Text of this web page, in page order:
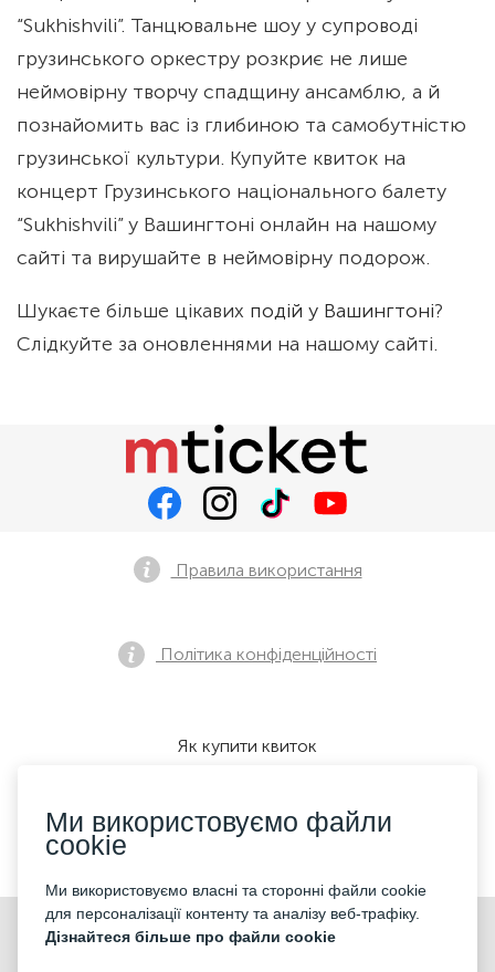
Ми використовуємо файли
cookie
Ми використовуємо власні та сторонні файли cookie
для персоналізації контенту та аналізу веб-трафіку.
Дізнайтеся більше про файли cookie
“Sukhishvili”. Танцювальне шоу у супроводі
грузинського оркестру розкриє не лише
неймовірну творчу спадщину ансамблю, а й
познайомить вас із глибиною та самобутністю
грузинської культури. Купуйте квиток на
концерт Грузинського національного балету
“Sukhishvili” у Вашингтоні онлайн на нашому
сайті та вирушайте в неймовірну подорож.
Шукаєте більше цікавих подій у Вашингтоні?
Слідкуйте за оновленнями на нашому сайті.
©2026 «KONTRAMARKA LLC» Всі права захищені
Правила використання
Політика конфіденційності
Як купити квиток
Ми приймаємо: